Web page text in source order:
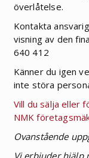
överlåtelse.
Kontakta
visning av den
640 412
Känner du igen
inte störa
Vill du sälja eller
NMK
Ovanstående
Vi erbjuder hjälp